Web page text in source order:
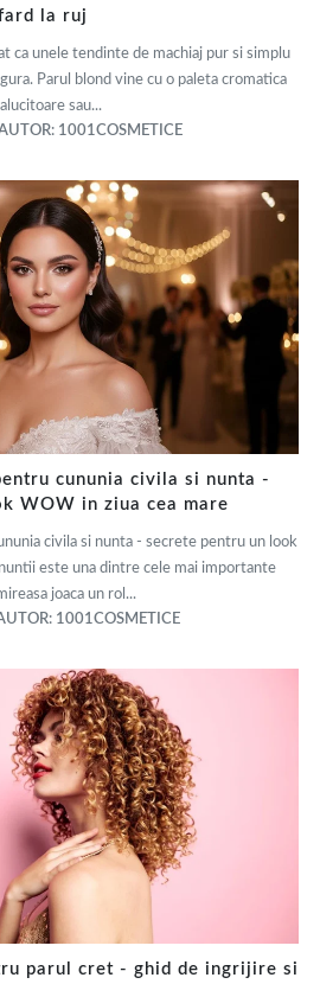
la ruj
ca unele tendinte de machiaj pur si simplu
Parul blond vine cu o paleta cromatica
sau...
1001COSMETICE
cununia civila si nunta -
WOW in ziua cea mare
civila si nunta - secrete pentru un look
este una dintre cele mai importante
joaca un rol...
1001COSMETICE
parul cret - ghid de ingrijire si